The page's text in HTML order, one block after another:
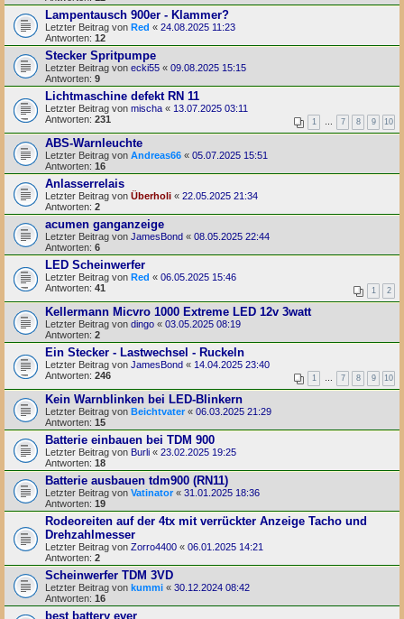
Lampentausch 900er - Klammer?
Letzter Beitrag von Red « 24.08.2025 11:23
Antworten: 12
Stecker Spritpumpe
Letzter Beitrag von ecki55 « 09.08.2025 15:15
Antworten: 9
Lichtmaschine defekt RN 11
Letzter Beitrag von mischa « 13.07.2025 03:11
Antworten: 231 1 7 8 9 10
ABS-Warnleuchte
Letzter Beitrag von Andreas66 « 05.07.2025 15:51
Antworten: 16
Anlasserrelais
Letzter Beitrag von Überholi « 22.05.2025 21:34
Antworten: 2
acumen ganganzeige
Letzter Beitrag von JamesBond « 08.05.2025 22:44
Antworten: 6
LED Scheinwerfer
Letzter Beitrag von Red « 06.05.2025 15:46
Antworten: 41 1 2
Kellermann Micvro 1000 Extreme LED 12v 3watt
Letzter Beitrag von dingo « 03.05.2025 08:19
Antworten: 2
Ein Stecker - Lastwechsel - Ruckeln
Letzter Beitrag von JamesBond « 14.04.2025 23:40
Antworten: 246 1 7 8 9 10
Kein Warnblinken bei LED-Blinkern
Letzter Beitrag von Beichtvater « 06.03.2025 21:29
Antworten: 15
Batterie einbauen bei TDM 900
Letzter Beitrag von Burli « 23.02.2025 19:25
Antworten: 18
Batterie ausbauen tdm900 (RN11)
Letzter Beitrag von Vatinator « 31.01.2025 18:36
Antworten: 19
Rodeoreiten auf der 4tx mit verrückter Anzeige Tacho und
Drehzahlmesser
Letzter Beitrag von Zorro4400 « 06.01.2025 14:21
Antworten: 2
Scheinwerfer TDM 3VD
Letzter Beitrag von kummi « 30.12.2024 08:42
Antworten: 16
best battery ever